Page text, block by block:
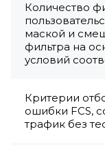
Количество
маской и
фильтра на
условий
Критерии
ошибки FCS,
трафик без